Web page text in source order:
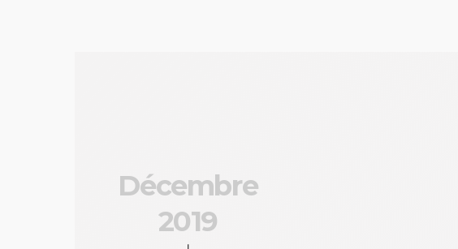
Décembre
2019